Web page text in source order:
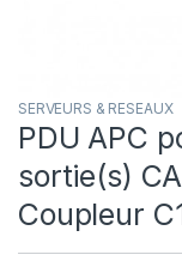
SERVEURS & RESEAUX
PDU APC
sortie(s)
Coupleur